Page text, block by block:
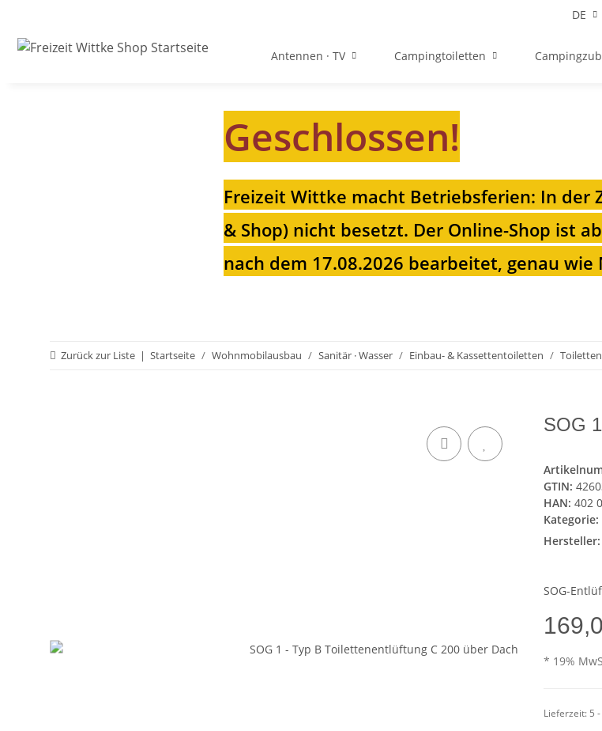
DE
Antennen · TV Campingtoiletten
Geschlossen!
Freizeit Wittke macht Betriebsferien: In der
& Shop) nicht besetzt. Der Online-Shop ist
nach dem 17.08.2026 bearbeitet, genau
Zurück zur Liste Startseite Wohnmobilausbau Sanitär · Wasser Einbau- & Kassettentoiletten
SOG
GTIN:
HAN: 402
Kategorie:
Hersteller:
SOG-
* 19%
Lieferzeit: 5